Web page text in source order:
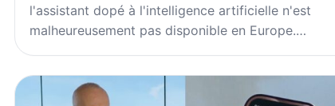
l'assistant dopé à l'intelligence artificielle n'est
malheureusement pas disponible en Europe.…